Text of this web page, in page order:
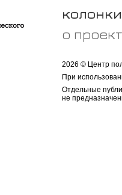
колонки
о
2026 © Центр
При
Отдельные
не